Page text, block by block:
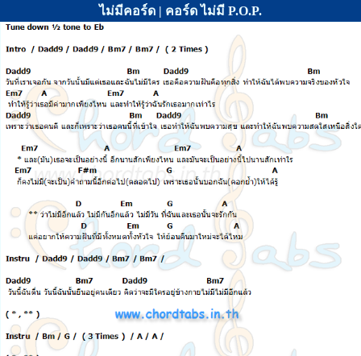
ไม่มีคอร์ด | คอร์ด ไม่มี P.O.P.